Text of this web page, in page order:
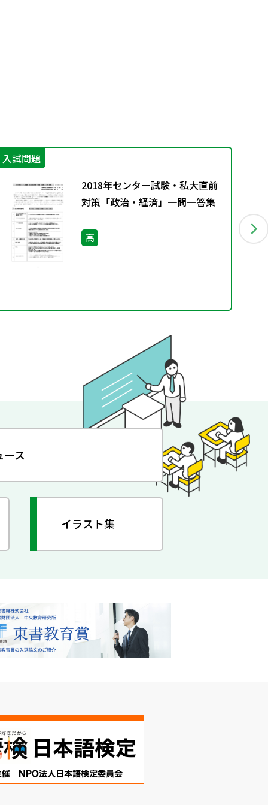
入試問題
2018年センター試験・私大直前
対策「政治・経済」一問一答集
高
ース
イラスト集